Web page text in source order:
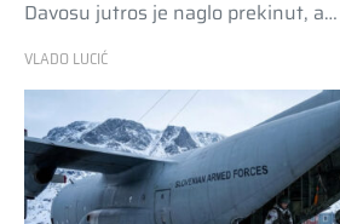
Davosu jutros je naglo prekinut, a…
VLADO LUCIĆ